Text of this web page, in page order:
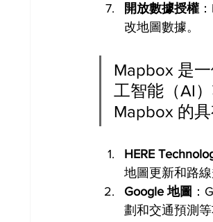
開放數據授權
改地圖數據。
Mapbox 是
工智能（AI
Mapbox 的
HERE
地圖更新和路
Google 地圖 ：
劃和交通預測等